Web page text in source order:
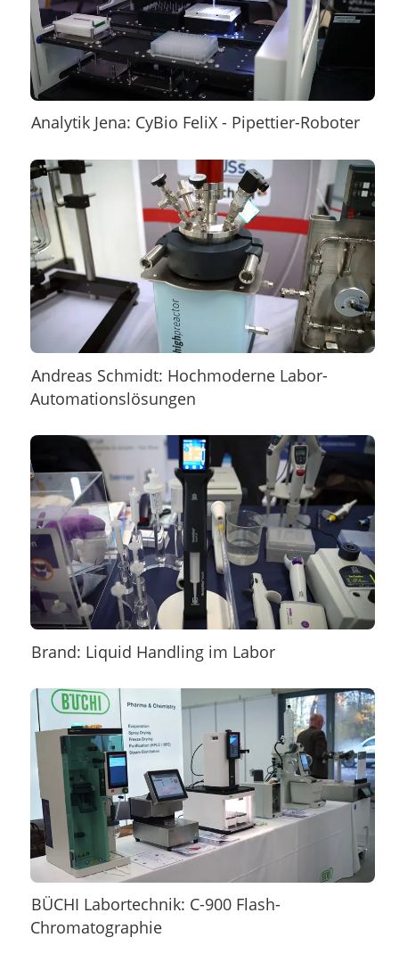
Analytik Jena: CyBio FeliX - Pipettier-Roboter
Andreas Schmidt: Hochmoderne Labor-
Automationslösungen
Brand: Liquid Handling im Labor
BÜCHI Labortechnik: C-900 Flash-
Chromatographie